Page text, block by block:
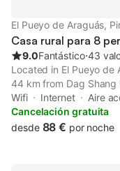
El Pueyo de Araguás,
Casa rural para 8
9.0Fantástico⋅43
Located in El Pueyo de
44 km from Dag Shang
lado de Ainsa provides
patio and free WiFi.
Wifi Internet
Aire
Cancelación gratuita
desde 88 € por noche